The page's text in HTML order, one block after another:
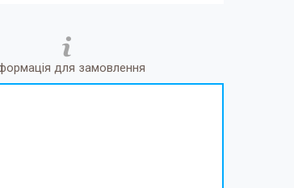
для замовлення